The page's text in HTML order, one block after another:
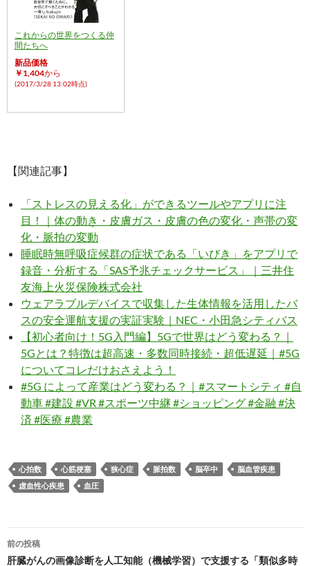
これからの世界をつくる仲
間たちへ
新品価格
￥1,404から
(2017/3/28 13:02時点)
【関連記事】
「ストレスの見える化」ができるツールやアプリに注
目！｜体の動き・皮膚ガス・皮膚の色の変化・声帯の変
化・脈拍の変動
睡眠時無呼吸症候群の症状である「いびき」をアプリで
録音・分析する「SAS予兆チェックサービス」｜三井住
友海上火災保険株式会社
ウェアラブルデバイスで収集した生体情報を活用したバ
スの安全運航支援の実証実験｜NEC・小田急シティバス
【初心者向け！5G入門編】5Gで世界はどう変わる？｜
5Gとは？特徴は超高速・多数同時接続・超低遅延｜#5G
についてコレだけおさえよう！
#5G によって産業はどう変わる？｜#スマートシティ #自
動車 #建設 #VR #スポーツ中継 #ショッピング #金融 #決
済 #医療 #農業
心拍数 心筋梗塞 狭心症 脈拍数 脳卒中
脳血管疾患
虚血性心疾患
血圧
投
前の投稿
肝臓がんの画像診断を人工知能（機械学習）で支援する「類似多時